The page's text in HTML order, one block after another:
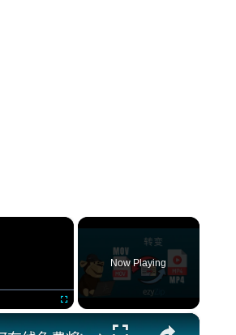
×
Now Playing
×